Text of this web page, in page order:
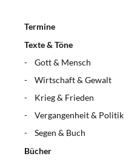
Termine
Texte & Töne
Gott & Mensch
Wirtschaft & Gewalt
Krieg & Frieden
Vergangenheit & Politik
Segen & Buch
Bücher